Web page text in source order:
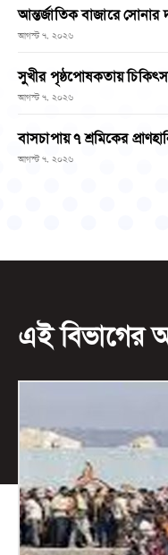
আন্তর্জাতিক বাজারে সোনার
আগস্ট ৭, ২০২৬
সুখীর পৃষ্ঠপোষকতায়
আগস্ট ৭, ২০২৬
বাসচাপায় ৭ শ্রমিকের
আগস্ট ৭, ২০২৬
এই বিভাগের